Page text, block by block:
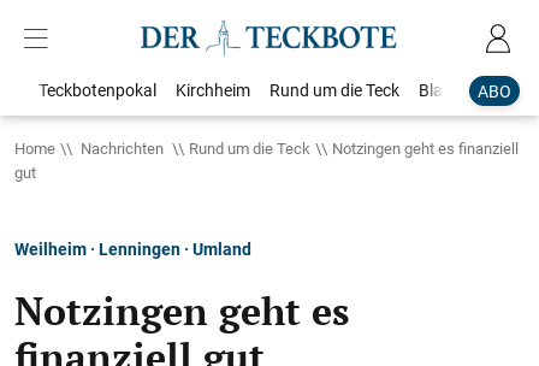
ABO
Teckbotenpokal Kirchheim Rund um die Teck Blaulicht
Home Nachrichten Rund um die Teck
Notzingen geht es finanziell
gut
Weilheim · Lenningen · Umland
Notzingen geht es